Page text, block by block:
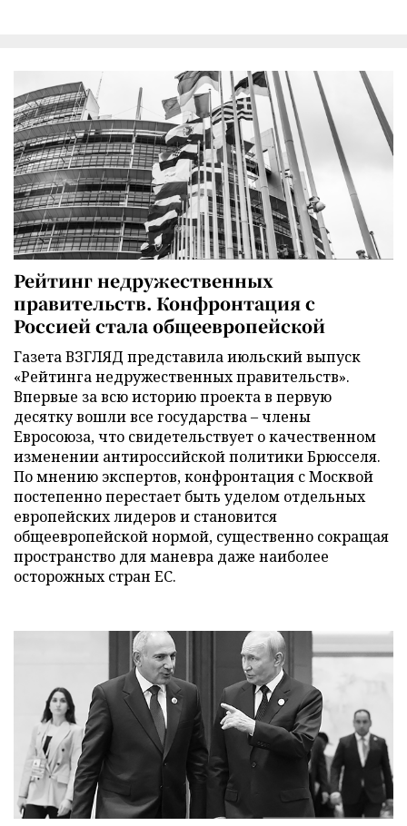
Рейтинг недружественных
правительств. Конфронтация с
Россией стала общеевропейской
Газета ВЗГЛЯД представила июльский выпуск
«Рейтинга недружественных правительств».
Впервые за всю историю проекта в первую
десятку вошли все государства – члены
Евросоюза, что свидетельствует о качественном
изменении антироссийской политики Брюсселя.
По мнению экспертов, конфронтация с Москвой
постепенно перестает быть уделом отдельных
европейских лидеров и становится
общеевропейской нормой, существенно сокращая
пространство для маневра даже наиболее
осторожных стран ЕС.